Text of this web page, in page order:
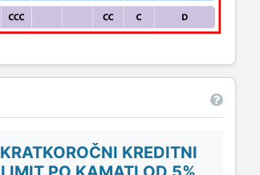
KRATKOROČNI KREDITNI